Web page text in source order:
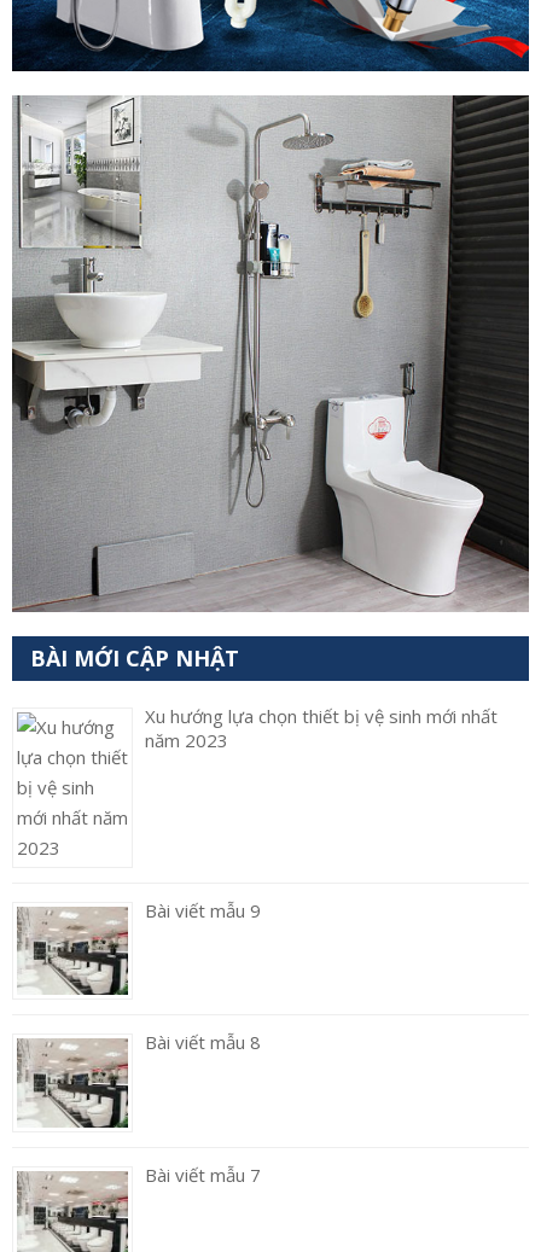
BÀI MỚI CẬP NHẬT
Xu hướng lựa chọn thiết bị vệ sinh mới nhất
năm 2023
Bài viết mẫu 9
Bài viết mẫu 8
Bài viết mẫu 7